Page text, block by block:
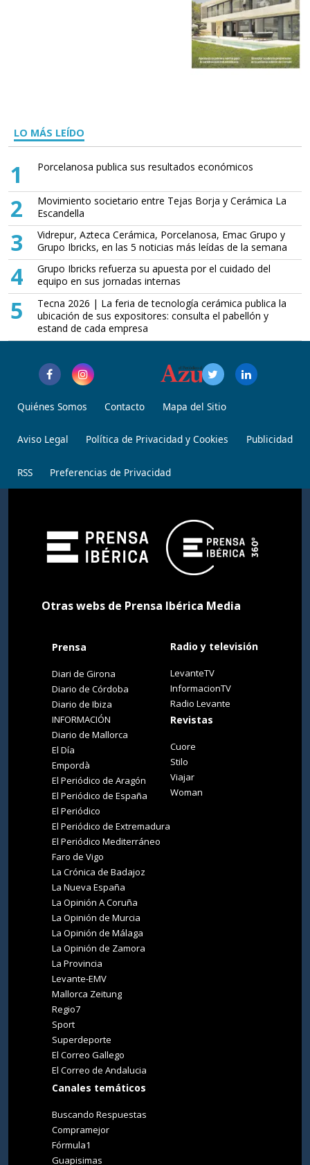
LO MÁS LEÍDO
1 Porcelanosa publica sus resultados económicos
2
Movimiento societario entre Tejas Borja y Cerámica La
Escandella
3
Vidrepur, Azteca Cerámica, Porcelanosa, Emac Grupo y
Grupo Ibricks, en las 5 noticias más leídas de la semana
4
Grupo Ibricks refuerza su apuesta por el cuidado del
equipo en sus jornadas internas
5
Tecna 2026 | La feria de tecnología cerámica publica la
ubicación de sus expositores: consulta el pabellón y
estand de cada empresa
Quiénes Somos Contacto Mapa del Sitio
Aviso Legal Política de Privacidad y Cookies Publicidad
RSS Preferencias de Privacidad
Otras webs de Prensa Ibérica Media
Prensa
Diari de Girona
Diario de Córdoba
Diario de Ibiza
INFORMACIÓN
Diario de Mallorca
El Día
Empordà
El Periódico de Aragón
El Periódico de España
El Periódico
El Periódico de Extremadura
El Periódico Mediterráneo
Faro de Vigo
La Crónica de Badajoz
La Nueva España
La Opinión A Coruña
La Opinión de Murcia
La Opinión de Málaga
La Opinión de Zamora
La Provincia
Levante-EMV
Mallorca Zeitung
Regio7
Sport
Superdeporte
El Correo Gallego
El Correo de Andalucia
Canales temáticos
Buscando Respuestas
Compramejor
Fórmula1
Guapisimas
Radio y televisión
LevanteTV
InformacionTV
Radio Levante
Revistas
Cuore
Stilo
Viajar
Woman